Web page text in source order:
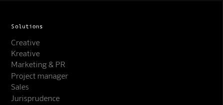
Solutions
Creative
Kreative
Marketing & PR
Project manager
Sales
Jurisprudence